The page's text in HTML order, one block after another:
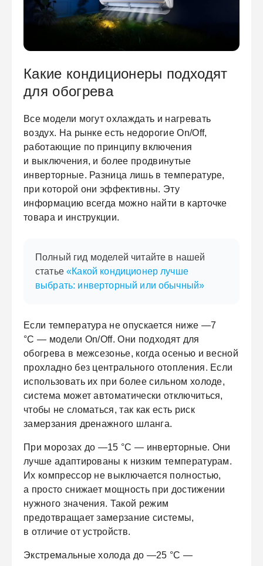
Какие кондиционеры подходят
для обогрева
Все модели могут охлаждать и нагревать
воздух. На рынке есть недорогие On/Off,
работающие по принципу включения
и выключения, и более продвинутые
инверторные. Разница лишь в температуре,
при которой они эффективны. Эту
информацию всегда можно найти в карточке
товара и инструкции.
Полный гид моделей читайте в нашей
статье«Какой кондиционер лучше
выбрать: инверторный или обычный»
Если температура не опускается ниже —7
°C — модели On/Off. Они подходят для
обогрева в межсезонье, когда осенью и весной
прохладно без центрального отопления. Если
использовать их при более сильном холоде,
система может автоматически отключиться,
чтобы не сломаться, так как есть риск
замерзания дренажного шланга.
При морозах до —15 °C — инверторные. Они
лучше адаптированы к низким температурам.
Их компрессор не выключается полностью,
а просто снижает мощность при достижении
нужного значения. Такой режим
предотвращает замерзание системы,
в отличие от устройств.
Экстремальные холода до —25 °C —